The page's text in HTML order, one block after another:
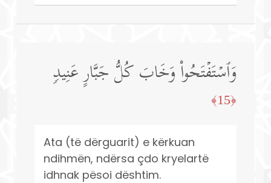
وَٱسۡتَفۡتَحُوا۟ وَخَابَ كُلُّ جَبَّارٍ عَنِیدࣲ
﴿15﴾
Ata (të dërguarit) e kërkuan
ndihmën, ndërsa çdo kryelartë
idhnak pësoi dështim.